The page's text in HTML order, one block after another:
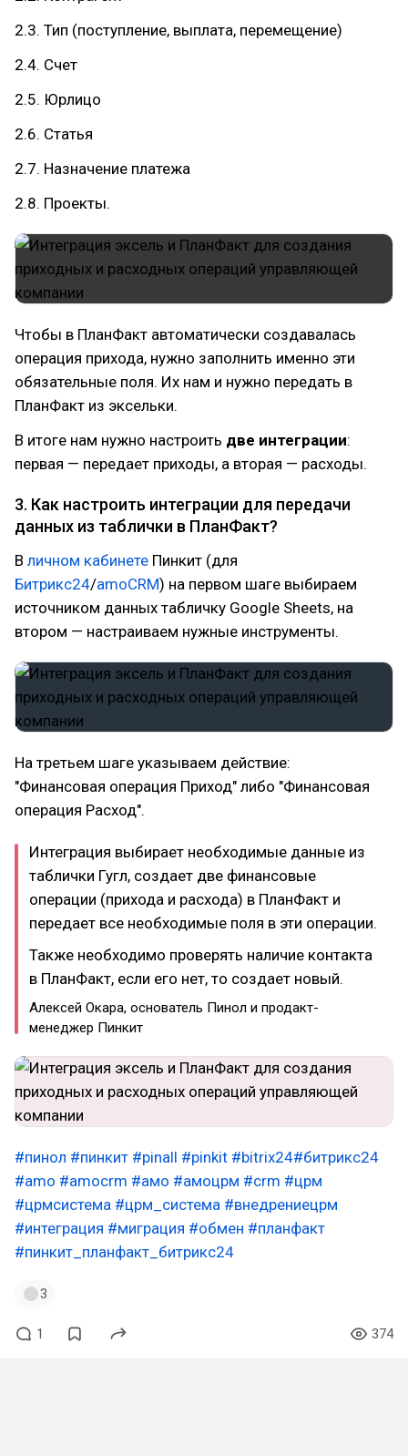
2.3. Тип (поступление, выплата, перемещение)
2.4. Счет
2.5. Юрлицо
2.6. Статья
2.7. Назначение платежа
2.8. Проекты.
Чтобы в ПланФакт автоматически создавалась
операция прихода, нужно заполнить именно эти
обязательные поля. Их нам и нужно передать в
ПланФакт из эксельки.
В итоге нам нужно настроить две интеграции:
первая — передает приходы, а вторая — расходы.
3. Как настроить интеграции для передачи
данных из таблички в ПланФакт?
В личном кабинете Пинкит (для
Битрикс24/amoCRM) на первом шаге выбираем
источником данных табличку Google Sheets, на
втором — настраиваем нужные инструменты.
На третьем шаге указываем действие:
"Финансовая операция Приход" либо "Финансовая
операция Расход".
Интеграция выбирает необходимые данные из
таблички Гугл, создает две финансовые
операции (прихода и расхода) в ПланФакт и
передает все необходимые поля в эти операции.
Также необходимо проверять наличие контакта
в ПланФакт, если его нет, то создает новый.
Алексей Окара, основатель Пинол и продакт-
менеджер Пинкит
#пинол #пинкит #pinall #pinkit #bitrix24#битрикс24
#amo #amocrm #амо #амоцрм #crm #црм
#црмсистема #црм_система #внедрениецрм
#интеграция #миграция #обмен #планфакт
#пинкит_планфакт_битрикс24
3
1 374